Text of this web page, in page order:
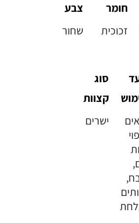
חומר
זכוכית
צבע
שחור
סוג
קצוות
ישרים